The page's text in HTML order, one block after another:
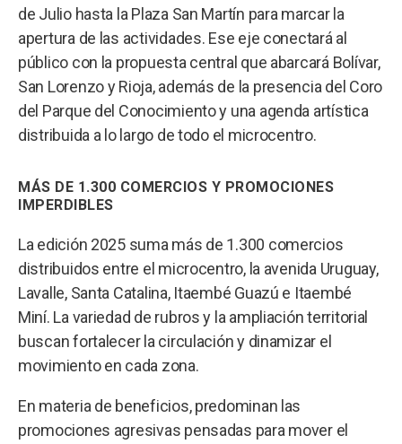
de Julio hasta la Plaza San Martín para marcar la
apertura de las actividades. Ese eje conectará al
público con la propuesta central que abarcará Bolívar,
San Lorenzo y Rioja, además de la presencia del Coro
del Parque del Conocimiento y una agenda artística
distribuida a lo largo de todo el microcentro.
MÁS DE 1.300 COMERCIOS Y PROMOCIONES
IMPERDIBLES
La edición 2025 suma más de 1.300 comercios
distribuidos entre el microcentro, la avenida Uruguay,
Lavalle, Santa Catalina, Itaembé Guazú e Itaembé
Miní. La variedad de rubros y la ampliación territorial
buscan fortalecer la circulación y dinamizar el
movimiento en cada zona.
En materia de beneficios, predominan las
promociones agresivas pensadas para mover el